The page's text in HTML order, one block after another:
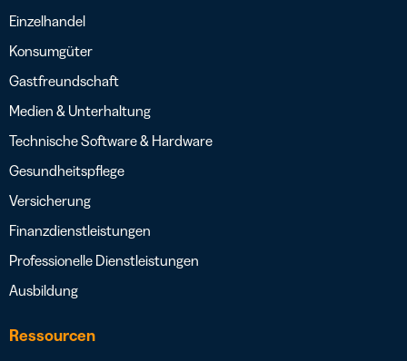
Einzelhandel
Konsumgüter
Gastfreundschaft
Medien & Unterhaltung
Technische Software & Hardware
Gesundheitspflege
Versicherung
Finanzdienstleistungen
Professionelle Dienstleistungen
Ausbildung
Ressourcen